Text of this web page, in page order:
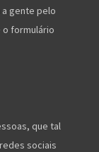
a gente pelo
o formulário
que tal
sociais